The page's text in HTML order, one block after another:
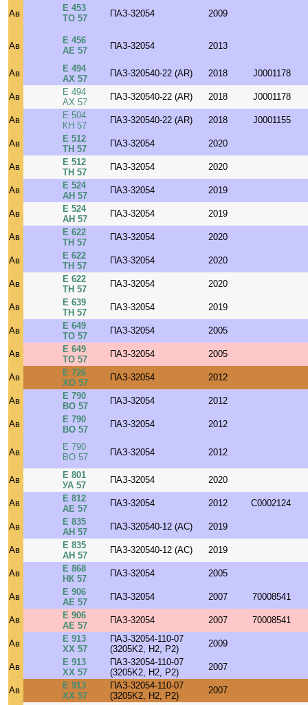
Ав
Е 453
ТО 57
ПАЗ-32054 2009
Ав
Е 456
АЕ 57
ПАЗ-32054 2013
Ав
Е 494
АХ 57
ПАЗ-320540-22 (AR) 2018 J0001178
Ав
Е 494
АХ 57
ПАЗ-320540-22 (AR) 2018 J0001178
Ав
Е 504
КН 57
ПАЗ-320540-22 (AR) 2018 J0001155
Ав
Е 512
ТН 57
ПАЗ-32054 2020
Ав
Е 512
ТН 57
ПАЗ-32054 2020
Ав
Е 524
АН 57
ПАЗ-32054 2019
Ав
Е 524
АН 57
ПАЗ-32054 2019
Ав
Е 622
ТН 57
ПАЗ-32054 2020
Ав
Е 622
ТН 57
ПАЗ-32054 2020
Ав
Е 622
ТН 57
ПАЗ-32054 2020
Ав
Е 639
ТН 57
ПАЗ-32054 2019
Ав
Е 649
ТО 57
ПАЗ-32054 2005
Ав
Е 649
ТО 57
ПАЗ-32054 2005
Ав
Е 726
ХО 57
ПАЗ-32054 2012
Ав
Е 790
ВО 57
ПАЗ-32054 2012
Ав
Е 790
ВО 57
ПАЗ-32054 2012
Ав
Е 790
ВО 57
ПАЗ-32054 2012
Ав
Е 801
УА 57
ПАЗ-32054 2020
Ав
Е 812
АЕ 57
ПАЗ-32054 2012 C0002124
Ав
Е 835
АН 57
ПАЗ-320540-12 (AC) 2019
Ав
Е 835
АН 57
ПАЗ-320540-12 (AC) 2019
Ав
Е 868
НК 57
ПАЗ-32054 2005
Ав
Е 906
АЕ 57
ПАЗ-32054 2007 70008541
Ав
Е 906
АЕ 57
ПАЗ-32054 2007 70008541
Ав
Е 913
ХХ 57
ПАЗ-32054-110-07
(3205K2, H2, P2)
2009
Ав
Е 913
ХХ 57
ПАЗ-32054-110-07
(3205K2, H2, P2)
2007
Ав
Е 913
ХХ 57
ПАЗ-32054-110-07
(3205K2, H2, P2)
2007